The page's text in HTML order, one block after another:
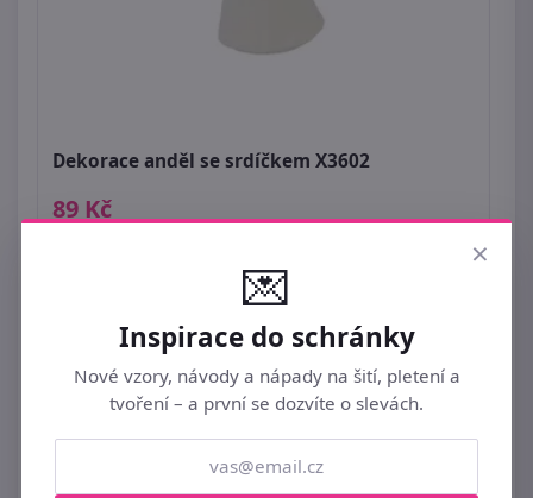
Dekorace anděl se srdíčkem X3602
89 Kč
×
💌
Inspirace do schránky
Nové vzory, návody a nápady na šití, pletení a
tvoření – a první se dozvíte o slevách.